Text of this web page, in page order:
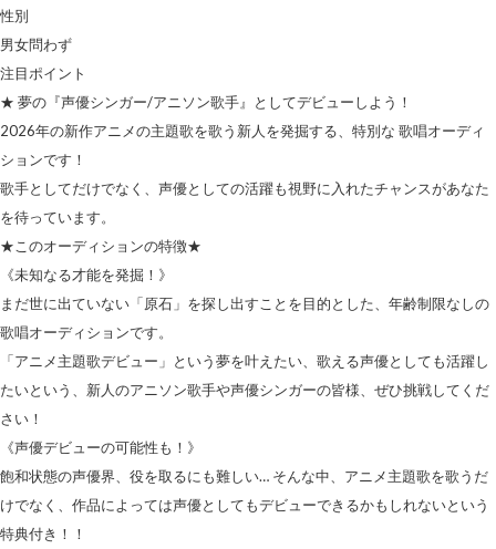
性別
男女問わず
注目ポイント
★ 夢の『声優シンガー/アニソン歌手』としてデビューしよう！
2026年の新作アニメの主題歌を歌う新人を発掘する、特別な 歌唱オーディ
ションです！
歌手としてだけでなく、声優としての活躍も視野に入れたチャンスがあなた
を待っています。
★このオーディションの特徴★
《未知なる才能を発掘！》
まだ世に出ていない「原石」を探し出すことを目的とした、年齢制限なしの
歌唱オーディションです。
「アニメ主題歌デビュー」という夢を叶えたい、歌える声優としても活躍し
たいという、新人のアニソン歌手や声優シンガーの皆様、ぜひ挑戦してくだ
さい！
《声優デビューの可能性も！》
飽和状態の声優界、役を取るにも難しい… そんな中、アニメ主題歌を歌うだ
けでなく、作品によっては声優としてもデビューできるかもしれないという
特典付き！！